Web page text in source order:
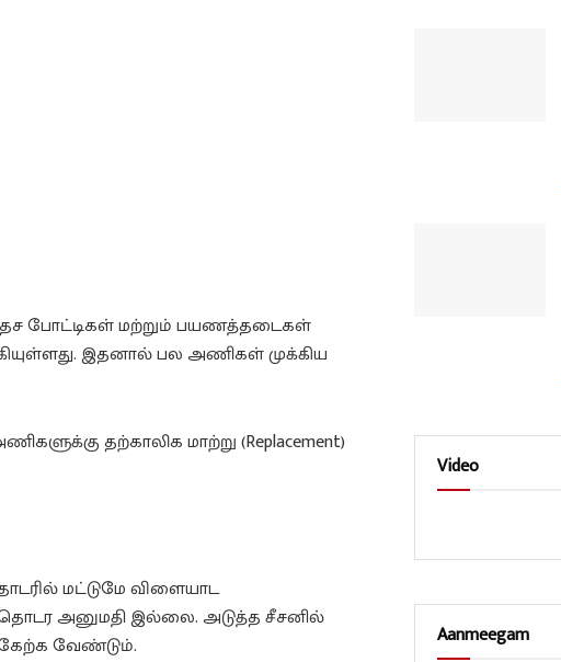
போட்டிகள் மற்றும் பயணத்தடைகள்
இதனால் பல அணிகள் முக்கிய
தற்காலிக மாற்று (Replacement)
மட்டுமே விளையாட
தொடர அனுமதி இல்லை. அடுத்த சீசனில்
வேண்டும்.
Video
Aanmeegam